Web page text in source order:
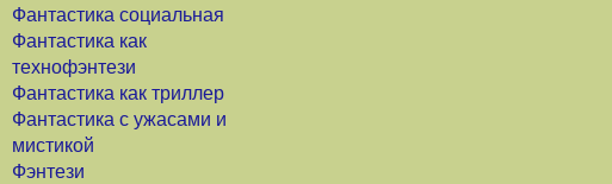
Фантастика социальная
Фантастика как
технофэнтези
Фантастика как триллер
Фантастика с ужасами и
мистикой
Фэнтези